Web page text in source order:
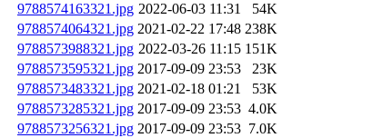
9788574163321.jpg 2022-06-03 11:31
54K
9788574064321.jpg 2021-02-22 17:48 238K
9788573988321.jpg 2022-03-26 11:15 151K
9788573595321.jpg 2017-09-09 23:53
23K
9788573483321.jpg 2021-02-18 01:21
53K
9788573285321.jpg 2017-09-09 23:53 4.0K
9788573256321.jpg 2017-09-09 23:53 7.0K